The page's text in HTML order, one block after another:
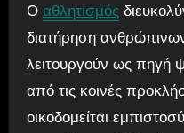
Ο αθλητισμός
διατήρηση
λειτουργούν ως πηγή
από τις κοινές
οικοδομείται